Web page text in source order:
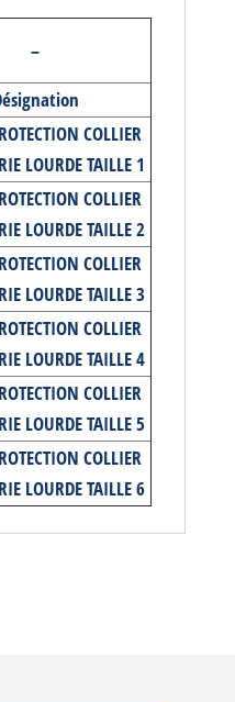
–
COLLIER
LOURDE TAILLE 1
COLLIER
LOURDE TAILLE 2
COLLIER
LOURDE TAILLE 3
COLLIER
LOURDE TAILLE 4
COLLIER
LOURDE TAILLE 5
COLLIER
LOURDE TAILLE 6